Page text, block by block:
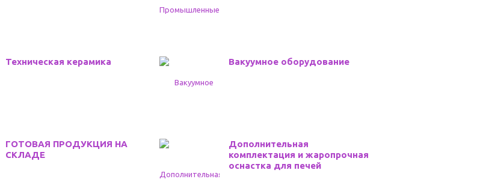
Техническая керамика Вакуумное оборудование
ГОТОВАЯ ПРОДУКЦИЯ НА
СКЛАДЕ
Дополнительная
комплектация и жаропрочная
оснастка для печей